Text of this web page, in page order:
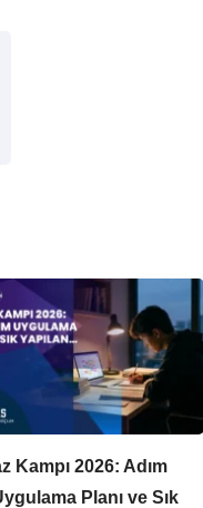
Kampı 2026: Adım
Planı ve Sık